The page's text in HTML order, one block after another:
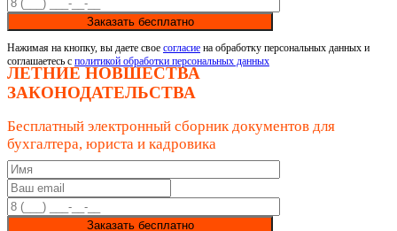
Заказать бесплатно
Нажимая на кнопку, вы даете свое согласие на обработку персональных данных и
соглашаетесь с политикой обработки персональных данных
ЛЕТНИЕ НОВШЕСТВА
ЗАКОНОДАТЕЛЬСТВА
Бесплатный электронный сборник документов для
бухгалтера, юриста и кадровика
Заказать бесплатно